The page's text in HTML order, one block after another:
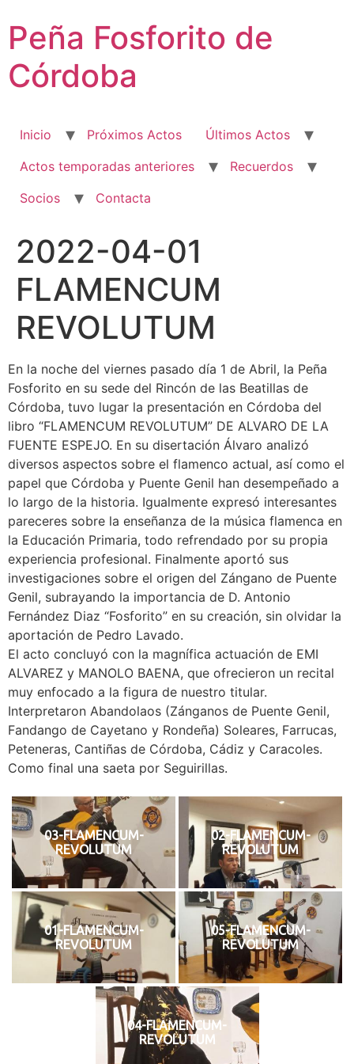
contenido
Peña Fosforito de
Córdoba
Inicio Próximos Actos
Últimos Actos
Actos temporadas anteriores
Recuerdos
Socios
Contacta
2022-04-01
FLAMENCUM
REVOLUTUM
En la noche del viernes pasado día 1 de Abril, la Peña
Fosforito en su sede del Rincón de las Beatillas de
Córdoba, tuvo lugar la presentación en Córdoba del
libro “FLAMENCUM REVOLUTUM” DE ALVARO DE LA
FUENTE ESPEJO. En su disertación Álvaro analizó
diversos aspectos sobre el flamenco actual, así como el
papel que Córdoba y Puente Genil han desempeñado a
lo largo de la historia. Igualmente expresó interesantes
pareceres sobre la enseñanza de la música flamenca en
la Educación Primaria, todo refrendado por su propia
experiencia profesional. Finalmente aportó sus
investigaciones sobre el origen del Zángano de Puente
Genil, subrayando la importancia de D. Antonio
Fernández Diaz “Fosforito” en su creación, sin olvidar la
aportación de Pedro Lavado.
El acto concluyó con la magnífica actuación de EMI
ALVAREZ y MANOLO BAENA, que ofrecieron un recital
muy enfocado a la figura de nuestro titular.
Interpretaron Abandolaos (Zánganos de Puente Genil,
Fandango de Cayetano y Rondeña) Soleares, Farrucas,
Peteneras, Cantiñas de Córdoba, Cádiz y Caracoles.
Como final una saeta por Seguirillas.
03-FLAMENCUM-
REVOLUTUM
02-FLAMENCUM-
REVOLUTUM
01-FLAMENCUM-
REVOLUTUM
05-FLAMENCUM-
REVOLUTUM
04-FLAMENCUM-
REVOLUTUM